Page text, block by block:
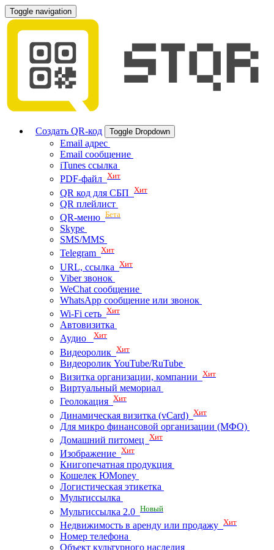
Toggle navigation
Создать QR-код Toggle Dropdown
Email адрес
Email сообщение
iTunes ссылка
PDF-файл Хит
QR код для СБП Хит
QR плейлист
QR-меню Бета
Skype
SMS/MMS
Telegram Хит
URL, ссылка Хит
Viber звонок
WeChat сообщение
WhatsApp сообщение или звонок
Wi-Fi сеть Хит
Автовизитка
Аудио Хит
Видеоролик Хит
Видеоролик YouTube/RuTube
Визитка организации, компании Хит
Виртуальный мемориал
Геолокация Хит
Динамическая визитка (vCard) Хит
Для микро финансовой организации (МФО)
Домашний питомец Хит
Изображение Хит
Книгопечатная продукция
Кошелек ЮMoney
Логистическая этикетка
Мультиссылка
Мультиссылка 2.0 Новый
Недвижимость в аренду или продажу Хит
Номер телефона
Объект культурного наследия